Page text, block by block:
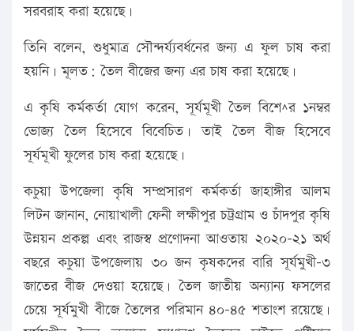
সরবরাহ করা হয়েছে।
তিনি বলেন, শুধুমাত্র সৌন্দর্য্যবর্ধনের জন্য এ ফুল চাষ করা
হয়নি। মূলত: তৈল বীজের জন্য এর চাষ করা হয়েছে।
এ কৃষি কর্মকর্তা যোগ করেন, সূর্যমূখী তৈল বিশে^র ১নম্বর
ভোজ্য তৈল হিসেবে বিবেচিত। তাই তৈল বীজ হিসেবে
সূর্যমূখী ফুলের চাষ করা হয়েছে।
কচুয়া উপজেলা কৃষি সম্প্রসারণ কর্মকর্তা জাহাঙ্গীর আলম
লিটন জানান, নোয়াখালী ফেনী লক্ষীপুর চট্রগ্রাম ও চাঁদপুর কৃষি
উন্নয়ন প্রকল্প এবং রাজস্ব প্রণোদনা আওতায় ২০২০-২১ অর্থ
বছরে কচুয়া উপজেলায় ৩০ জন কৃষকদের বারি সূর্যমুখী-৩
জাতের বীজ দেওয়া হয়েছে। তৈল জাতীয় অন্যান্য ফসলের
চেয়ে সূর্যমুখী বীজে তৈলের পরিমান ৪০-৪৫ শতাংশ রয়েছে।